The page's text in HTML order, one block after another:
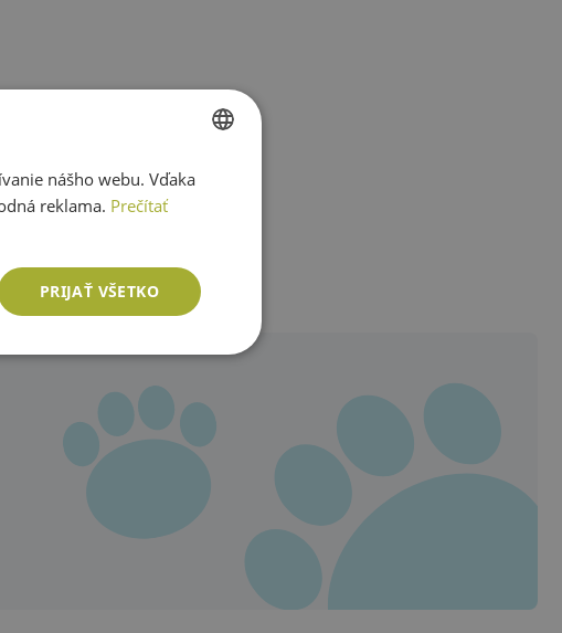
SLOVAK
ENGLISH
nášho webu. Vďaka
reklama. Prečítať
PRIJAŤ VŠETKO